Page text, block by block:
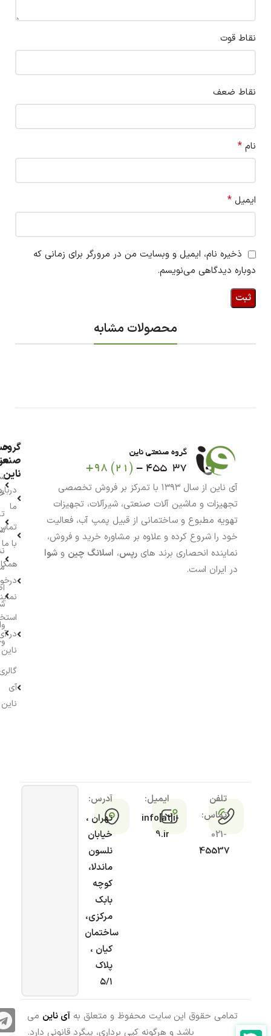
نقاط قوت
نقاط ضعف
نام *
ایمیل *
ذخیره نام، ایمیل و وبسایت من در مرورگر برای زمانی که
دوباره دیدگاهی می‌نویسم.
محصولات مشابه
آی ناین از سال ۱۳۹۳ با تمرکز بر فروش تخصصی
تجهیزات و ماشین آلات صنعتی، شیرآلات، تجهیزات
تهویه مطبوع و ساختمانی از قبیل پمپ آب، فعالیت
خود را شروع کرده و علاوه بر مشاوره خرید و فروش،
نماینده انحصاری برند های رپس، اسلانگ چین و شوا
در ایران است.
گروه
ناین
ما
با ما
در
ناین
آی
ناین
تلفن
تماس:
021-
45537
ایمیل:
info[at]i-
9.ir
آدرس:
تهران ،
خیابان
نلسون
ماندلا،
کوچه
بابک
مرکزی،
ساختمان
کیان ،
پلاک
۵/۱
تمامی حقوق این سایت محفوظ و متعلق به آی ناین می
باشد و هرگونه کپی برداری، پیگرد قانونی دارد.